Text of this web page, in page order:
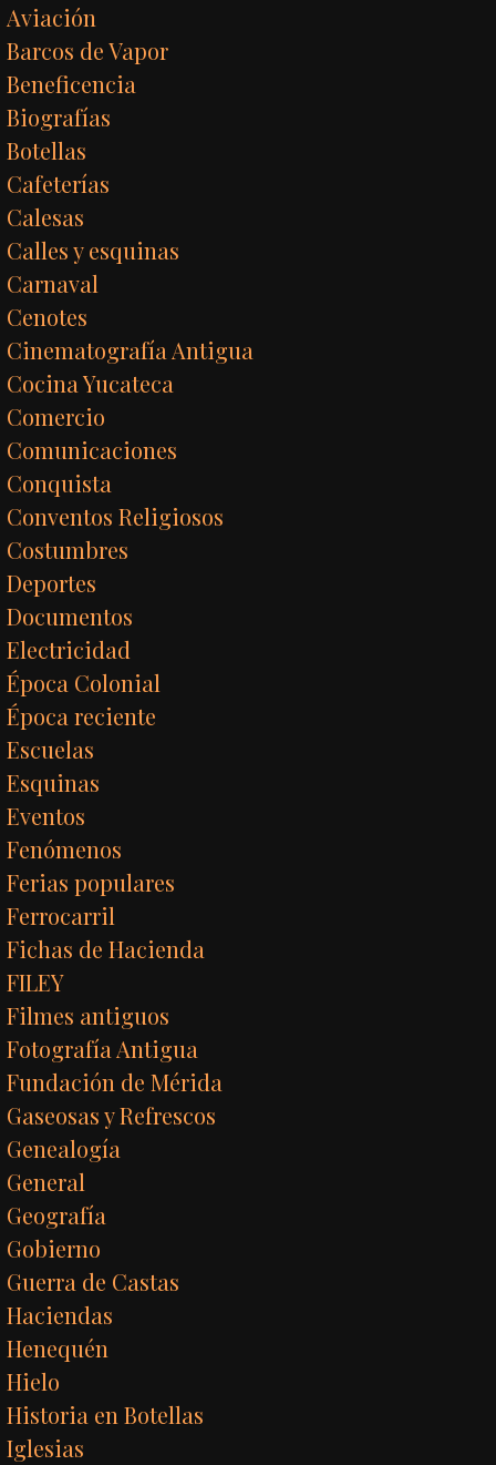
Aviación
Barcos de Vapor
Beneficencia
Biografías
Botellas
Cafeterías
Calesas
Calles y esquinas
Carnaval
Cenotes
Cinematografía Antigua
Cocina Yucateca
Comercio
Comunicaciones
Conquista
Conventos Religiosos
Costumbres
Deportes
Documentos
Electricidad
Época Colonial
Época reciente
Escuelas
Esquinas
Eventos
Fenómenos
Ferias populares
Ferrocarril
Fichas de Hacienda
FILEY
Filmes antiguos
Fotografía Antigua
Fundación de Mérida
Gaseosas y Refrescos
Genealogía
General
Geografía
Gobierno
Guerra de Castas
Haciendas
Henequén
Hielo
Historia en Botellas
Iglesias